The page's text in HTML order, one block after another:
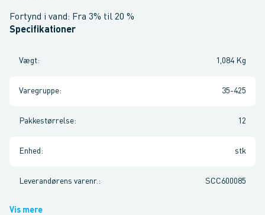
Fortynd i vand: Fra 3% til 20 %
Specifikationer
Vægt: 1,084 Kg
Varegruppe: 35-425
Pakkestørrelse: 12
Enhed : stk
Leverandørens varenr. : SCC600085
Vis mere